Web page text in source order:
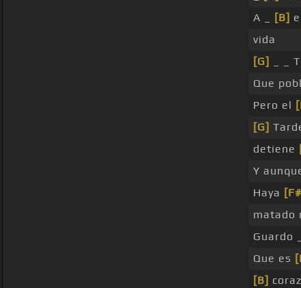
A _
[B]
vida
[G]
_ _
Que
Pero el
[G]
detiene
Y
Haya
matado
Guardo _
Que es
[B]